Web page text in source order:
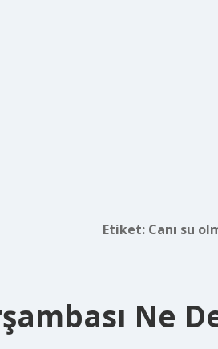
Etiket: Canı su
Ne